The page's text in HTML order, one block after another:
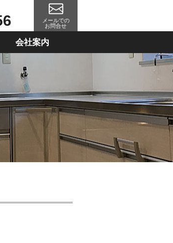
メールでの
お問合せ
会社案内